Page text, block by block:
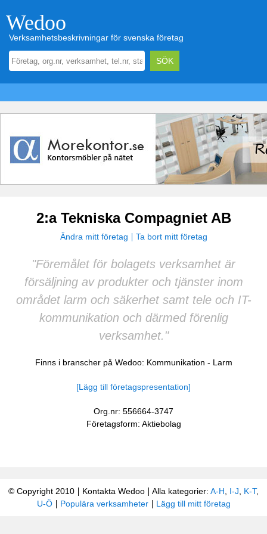
Wedoo
Verksamhetsbeskrivningar för svenska företag
2:a Tekniska Compagniet AB
Ändra mitt företag Ta bort mitt företag
"Föremålet för bolagets verksamhet är
försäljning av produkter och tjänster inom
området larm och säkerhet samt tele och IT-
kommunikation och därmed förenlig
verksamhet."
Finns i branscher på Wedoo: Kommunikation - Larm
[Lägg till företagspresentation]
Org.nr: 556664-3747
Företagsform: Aktiebolag
© Copyright 2010 Kontakta Wedoo Alla kategorier: A-H I-J K-T,
U-Ö
Populära verksamheter Lägg till mitt företag